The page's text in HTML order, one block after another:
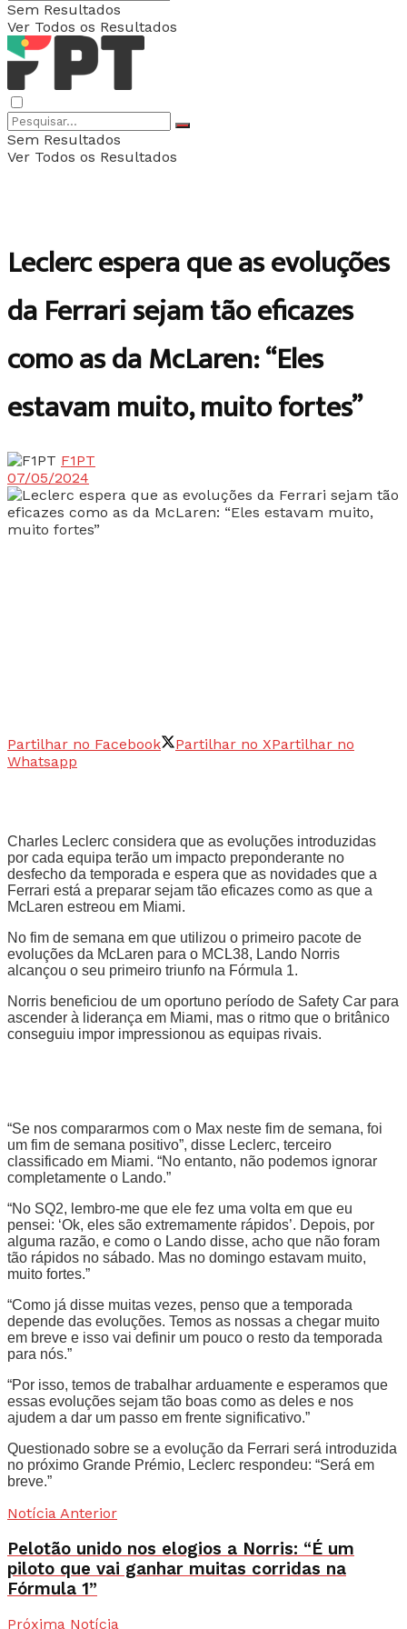
Sem Resultados
Ver Todos os Resultados
Sem Resultados
Ver Todos os Resultados
Leclerc espera que as evoluções
da Ferrari sejam tão eficazes
como as da McLaren: “Eles
estavam muito, muito fortes”
F1PT
07/05/2024
Partilhar no Facebook Partilhar no XPartilhar no
Whatsapp
Charles Leclerc considera que as evoluções introduzidas
por cada equipa terão um impacto preponderante no
desfecho da temporada e espera que as novidades que a
Ferrari está a preparar sejam tão eficazes como as que a
McLaren estreou em Miami.
No fim de semana em que utilizou o primeiro pacote de
evoluções da McLaren para o MCL38, Lando Norris
alcançou o seu primeiro triunfo na Fórmula 1.
Norris beneficiou de um oportuno período de Safety Car para
ascender à liderança em Miami, mas o ritmo que o britânico
conseguiu impor impressionou as equipas rivais.
“Se nos compararmos com o Max neste fim de semana, foi
um fim de semana positivo”, disse Leclerc, terceiro
classificado em Miami. “No entanto, não podemos ignorar
completamente o Lando.”
“No SQ2, lembro-me que ele fez uma volta em que eu
pensei: ‘Ok, eles são extremamente rápidos’. Depois, por
alguma razão, e como o Lando disse, acho que não foram
tão rápidos no sábado. Mas no domingo estavam muito,
muito fortes.”
“Como já disse muitas vezes, penso que a temporada
depende das evoluções. Temos as nossas a chegar muito
em breve e isso vai definir um pouco o resto da temporada
para nós.”
“Por isso, temos de trabalhar arduamente e esperamos que
essas evoluções sejam tão boas como as deles e nos
ajudem a dar um passo em frente significativo.”
Questionado sobre se a evolução da Ferrari será introduzida
no próximo Grande Prémio, Leclerc respondeu: “Será em
breve.”
Notícia Anterior
Pelotão unido nos elogios a Norris: “É um
piloto que vai ganhar muitas corridas na
Fórmula 1”
Próxima Notícia